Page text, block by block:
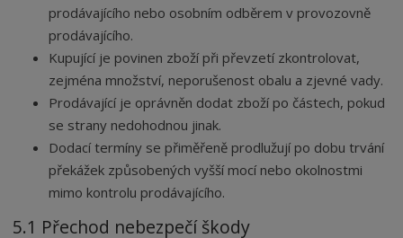
prodávajícího nebo osobním odběrem v provozovně
prodávajícího.
Kupující je povinen zboží při převzetí zkontrolovat,
zejména množství, neporušenost obalu a zjevné vady.
Prodávající je oprávněn dodat zboží po částech, pokud
se strany nedohodnou jinak.
Dodací termíny se přiměřeně prodlužují po dobu trvání
překážek způsobených vyšší mocí nebo okolnostmi
mimo kontrolu prodávajícího.
5.1 Přechod nebezpečí škody